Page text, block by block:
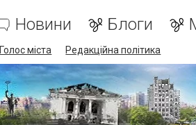
Новини Блоги
Голос міста Редакційна політика